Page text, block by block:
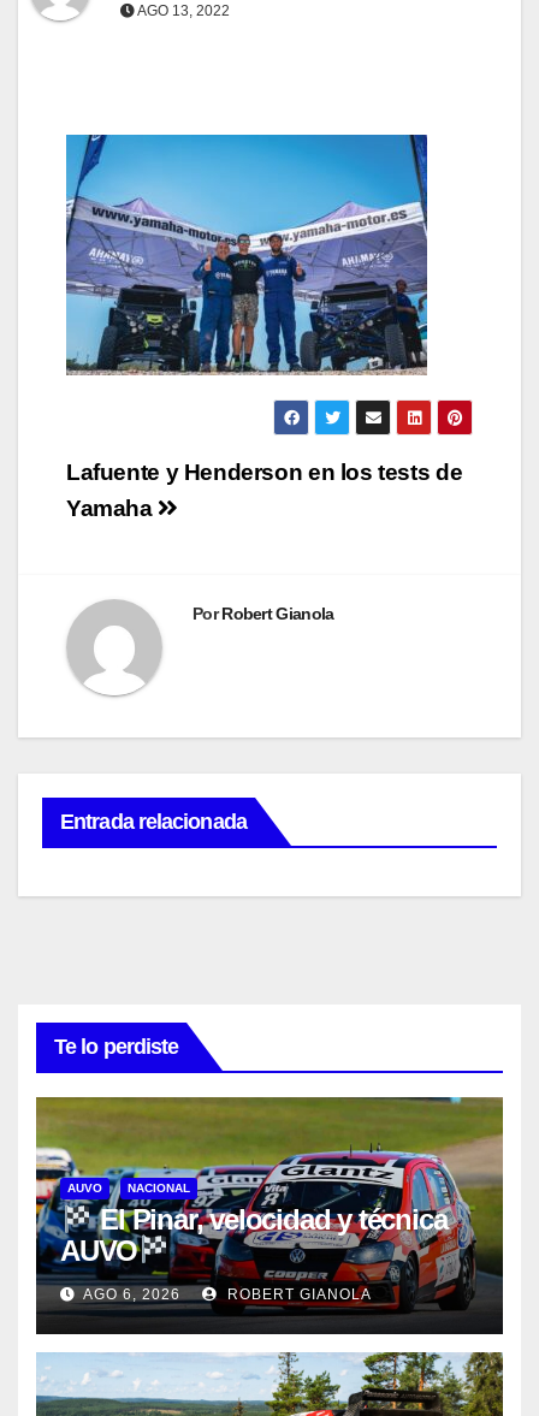
AGO 13, 2022
Navegación
de
Lafuente y Henderson en los tests de
Yamaha
PorRobert Gianola
Entrada relacionada
Te lo perdiste
AUVO NACIONAL
El Pinar, velocidad y técnica
AUVO
AGO 6, 2026 ROBERT GIANOLA